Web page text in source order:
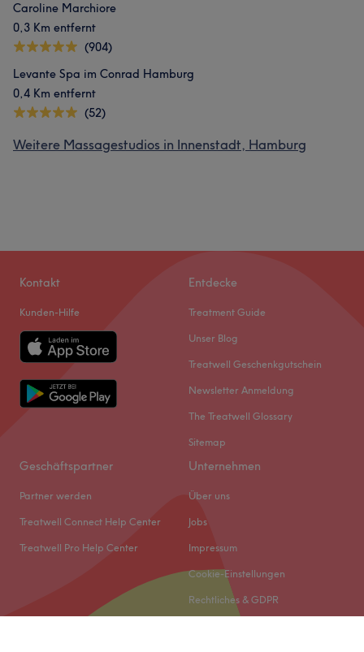
Caroline Marchiore
0,3 Km entfernt
(904)
Levante Spa im Conrad Hamburg
0,4 Km entfernt
(52)
Weitere Massagestudios in Innenstadt, Hamburg
Kontakt
Kunden-Hilfe
Entdecke
Treatment Guide
Unser Blog
Treatwell Geschenkgutschein
Newsletter Anmeldung
The Treatwell Glossary
Sitemap
Geschäftspartner
Partner werden
Treatwell Connect Help Center
Treatwell Pro Help Center
Unternehmen
Über uns
Jobs
Impressum
Cookie-Einstellungen
Rechtliches & GDPR